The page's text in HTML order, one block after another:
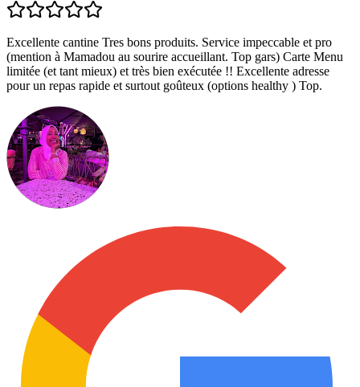
Excellente cantine Tres bons produits. Service impeccable et pro
(mention à Mamadou au sourire accueillant. Top gars) Carte Menu
limitée (et tant mieux) et très bien exécutée !! Excellente adresse
pour un repas rapide et surtout goûteux (options healthy ) Top.